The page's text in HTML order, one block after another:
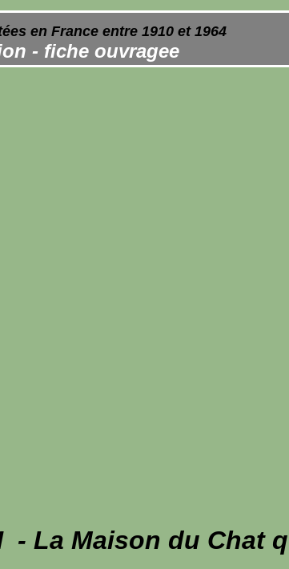
en France entre 1910 et 1964
- fiche ouvragee
- La Maison du Chat